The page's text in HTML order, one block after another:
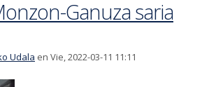
Ganuza saria
Udala en Vie, 2022-03-11 11:11